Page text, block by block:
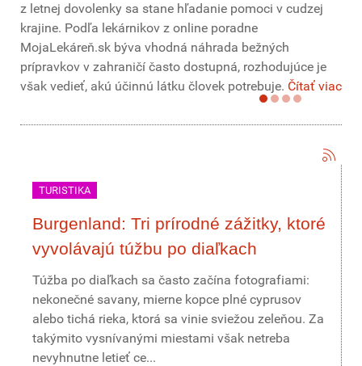
z letnej dovolenky sa stane hľadanie pomoci v cudzej
krajine. Podľa lekárnikov z online poradne
MojaLekáreň.sk býva vhodná náhrada bežných
prípravkov v zahraničí často dostupná, rozhodujúce je
však vedieť, akú účinnú látku človek potrebuje. Čítať viac
TURISTIKA
Burgenland: Tri prírodné zážitky, ktoré
vyvolávajú túžbu po diaľkach
Túžba po diaľkach sa často začína fotografiami:
nekonečné savany, mierne kopce plné cyprusov
alebo tichá rieka, ktorá sa vinie sviežou zeleňou. Za
takýmito vysnívanými miestami však netreba
nevyhnutne letieť ce...